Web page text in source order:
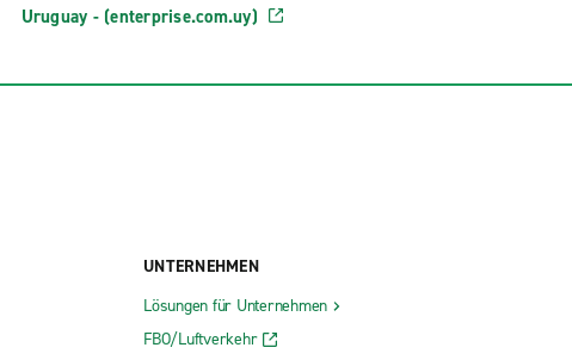
Uruguay - (enterprise.com.uy)
UNTERNEHMEN
Lösungen für Unternehmen
FBO/Luftverkehr